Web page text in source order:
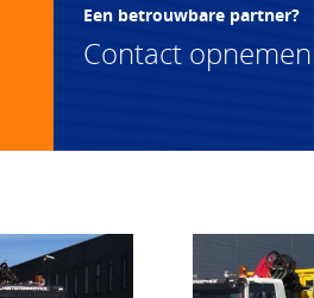
Een betrouwbare partner?
Contact opnemen